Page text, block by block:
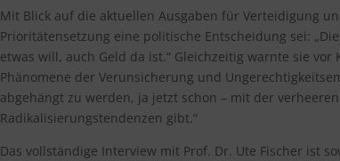
Mit Blick auf die aktuellen Ausgaben für Verteidigung
Prioritätensetzung eine politische Entscheidung sei:
etwas will, auch Geld da ist.“ Gleichzeitig warnte sie
Phänomene der Verunsicherung und
abgehängt zu werden, ja jetzt schon – mit der
Radikalisierungstendenzen gibt.“
Das vollständige Interview mit Prof. Dr. Ute Fischer ist